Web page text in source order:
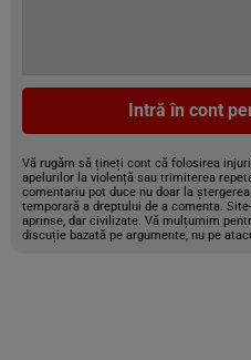
Intră în cont
Vă rugăm să țineți cont că folosirea
apelurilor la violență sau trimiterea
comentariu pot duce nu doar la
temporară a dreptului de a comenta.
aprinse, dar civilizate. Vă mulțumim
discuție bazată pe argumente, nu pe